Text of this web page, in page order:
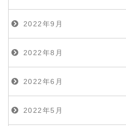
2022年9月
2022年8月
2022年6月
2022年5月